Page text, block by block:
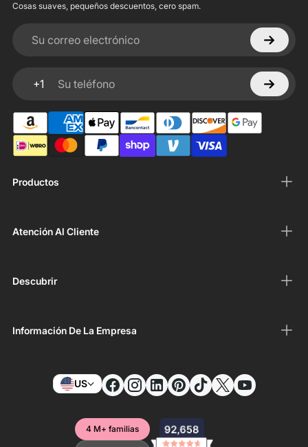
Productos
Atención Al Cliente
Descubrir
Información De La Empresa
Cosas suaves, pequeños descuentos, cero spam.
Su correo electrónico
+1
Su teléfono
US
4 M+ familias